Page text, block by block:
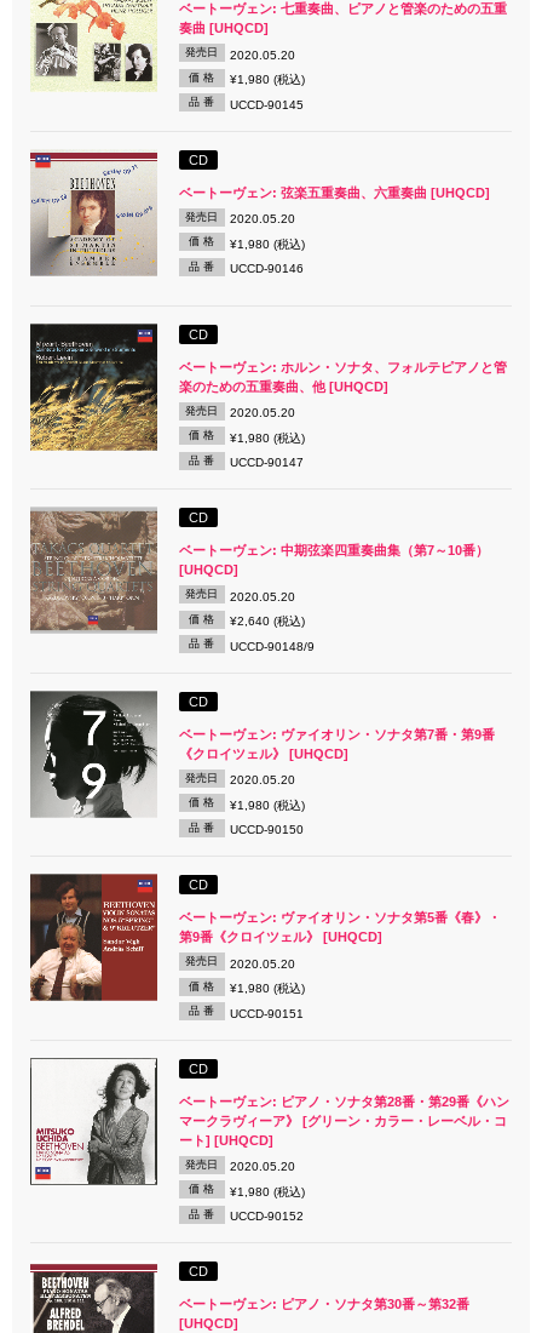
ベートーヴェン: 七重奏曲、ピアノと管楽のための五重
奏曲 [UHQCD]
発売日 2020.05.20
価 格 ¥1,980 (税込)
品 番 UCCD-90145
CD
ベートーヴェン: 弦楽五重奏曲、六重奏曲 [UHQCD]
発売日 2020.05.20
価 格 ¥1,980 (税込)
品 番 UCCD-90146
CD
ベートーヴェン: ホルン・ソナタ、フォルテピアノと管
楽のための五重奏曲、他 [UHQCD]
発売日 2020.05.20
価 格 ¥1,980 (税込)
品 番 UCCD-90147
CD
ベートーヴェン: 中期弦楽四重奏曲集（第7～10番）
[UHQCD]
発売日 2020.05.20
価 格 ¥2,640 (税込)
品 番 UCCD-90148/9
CD
ベートーヴェン: ヴァイオリン・ソナタ第7番・第9番
《クロイツェル》 [UHQCD]
発売日 2020.05.20
価 格 ¥1,980 (税込)
品 番 UCCD-90150
CD
ベートーヴェン: ヴァイオリン・ソナタ第5番《春》・
第9番《クロイツェル》 [UHQCD]
発売日 2020.05.20
価 格 ¥1,980 (税込)
品 番 UCCD-90151
CD
ベートーヴェン: ピアノ・ソナタ第28番・第29番《ハン
マークラヴィーア》 [グリーン・カラー・レーベル・コ
ート] [UHQCD]
発売日 2020.05.20
価 格 ¥1,980 (税込)
品 番 UCCD-90152
CD
ベートーヴェン: ピアノ・ソナタ第30番～第32番
[UHQCD]